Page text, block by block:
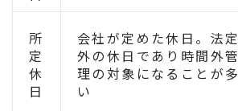
所
定
休
日
会社が定めた休日。法定
外の休日であり時間外管
理の対象になることが多
い